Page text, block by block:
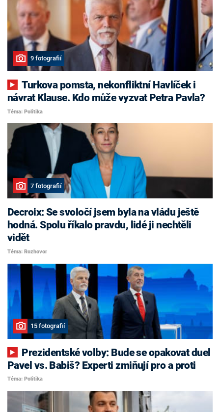
9 fotografií
Turkova pomsta, nekonfliktní Havlíček i
návrat Klause. Kdo může vyzvat Petra Pavla?
Téma: Politika
7 fotografií
Decroix: Se svoločí jsem byla na vládu ještě
hodná. Spolu říkalo pravdu, lidé ji nechtěli
vidět
Téma: Rozhovor
15 fotografií
Pavel vs. Babiš? Experti zmiňují pro a proti
Téma: Politika